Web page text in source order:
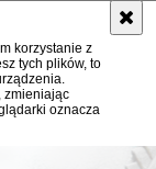
korzystanie z
tych plików, to
zmieniając
oznacza